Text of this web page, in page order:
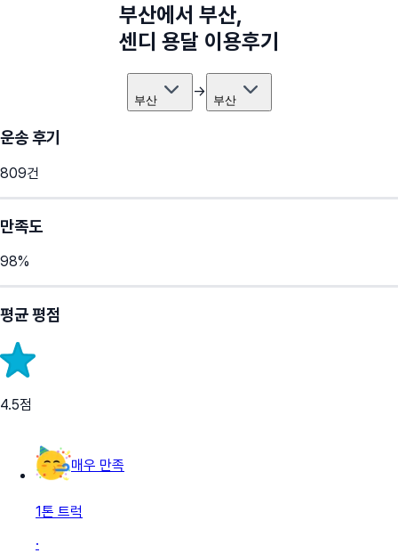
부산에서 부산,
센디 용달 이용후기
부산 → 부산
운송 후기
809건
만족도
98%
평균 평점
4.5점
매우 만족
1톤 트럭
·